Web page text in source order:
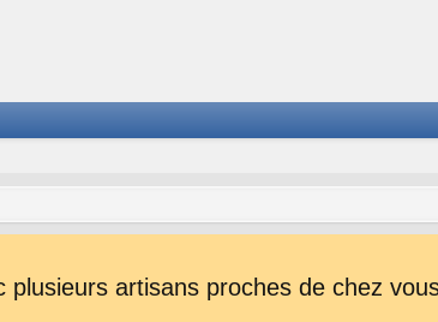
artisans proches de chez